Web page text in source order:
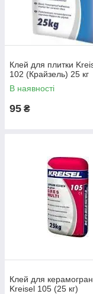
Клей для плитки
102 (Крайзель) 25 кг
В наявності
95 ₴
Клей для
Kreisel 105 (25 кг)